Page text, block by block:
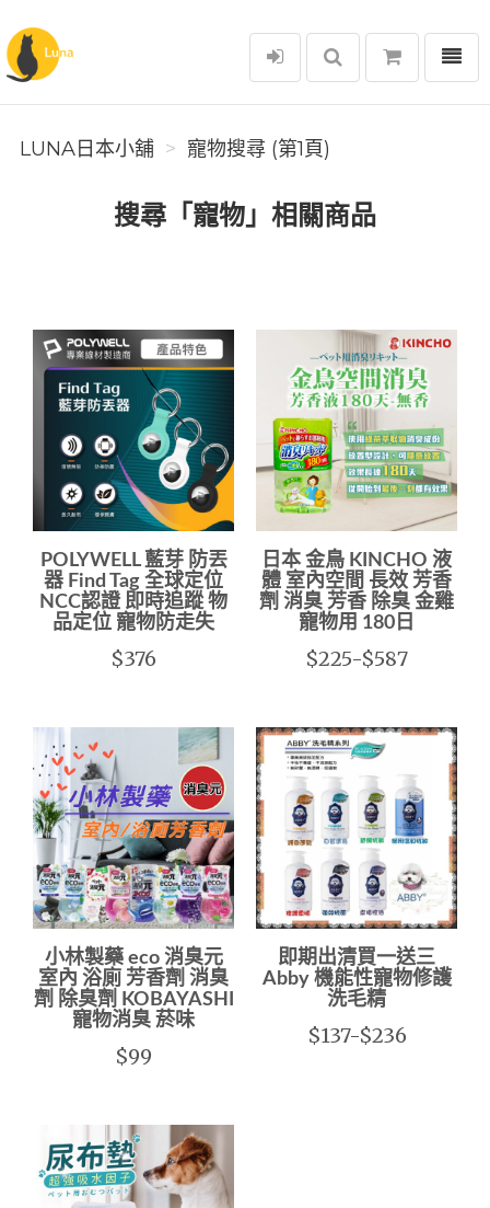
Luna日本小舖
選單
LUNA日本小舖 寵物搜尋 (第1頁)
搜尋「寵物」相關商品
POLYWELL 藍芽 防丟
器 Find Tag 全球定位
NCC認證 即時追蹤 物
品定位 寵物防走失
$376
日本 金鳥 KINCHO 液
體 室內空間 長效 芳香
劑 消臭 芳香 除臭 金雞
寵物用 180日
$225-$587
小林製藥 eco 消臭元
室內 浴廁 芳香劑 消臭
劑 除臭劑 KOBAYASHI
寵物消臭 菸味
$99
即期出清買一送三
Abby 機能性寵物修護
洗毛精
$137-$236